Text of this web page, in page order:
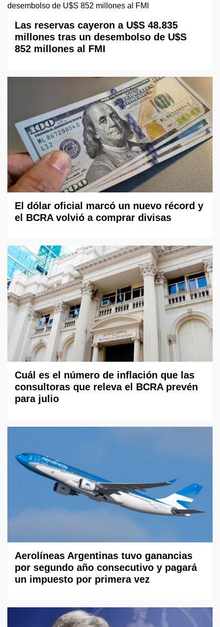
Las reservas cayeron a U$S 48.835
millones tras un desembolso de U$S
852 millones al FMI
El dólar oficial marcó un nuevo récord y
el BCRA volvió a comprar divisas
Cuál es el número de inflación que las
consultoras que releva el BCRA prevén
para julio
Aerolíneas Argentinas tuvo ganancias
por segundo año consecutivo y pagará
un impuesto por primera vez